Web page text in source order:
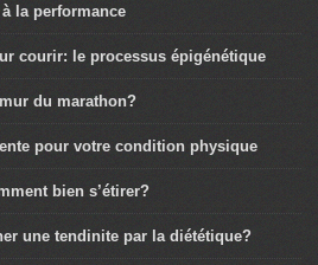
la performance
courir: le processus épigénétique
du marathon?
pour votre condition physique
bien s’étirer?
une tendinite par la diététique?